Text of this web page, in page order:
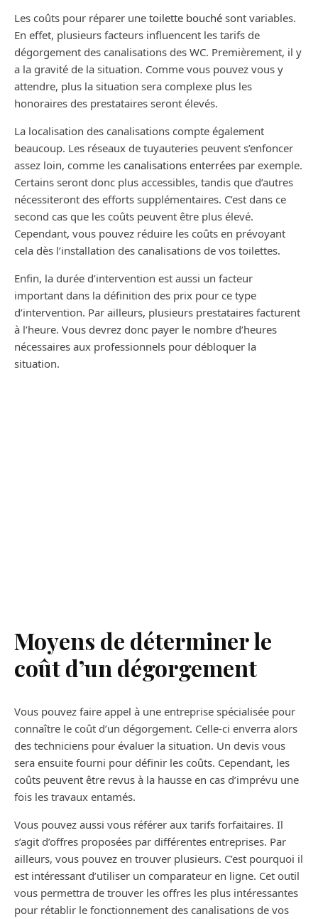
Les coûts pour réparer une toilette bouché sont variables.
En effet, plusieurs facteurs influencent les tarifs de
dégorgement des canalisations des WC. Premièrement, il y
a la gravité de la situation. Comme vous pouvez vous y
attendre, plus la situation sera complexe plus les
honoraires des prestataires seront élevés.
La localisation des canalisations compte également
beaucoup. Les réseaux de tuyauteries peuvent s’enfoncer
assez loin, comme les canalisations enterrées par exemple.
Certains seront donc plus accessibles, tandis que d’autres
nécessiteront des efforts supplémentaires. C’est dans ce
second cas que les coûts peuvent être plus élevé.
Cependant, vous pouvez réduire les coûts en prévoyant
cela dès l’installation des canalisations de vos toilettes.
Enfin, la durée d’intervention est aussi un facteur
important dans la définition des prix pour ce type
d’intervention. Par ailleurs, plusieurs prestataires facturent
à l’heure. Vous devrez donc payer le nombre d’heures
nécessaires aux professionnels pour débloquer la
situation.
Moyens de déterminer le
coût d’un dégorgement
Vous pouvez faire appel à une entreprise spécialisée pour
connaître le coût d’un dégorgement. Celle-ci enverra alors
des techniciens pour évaluer la situation. Un devis vous
sera ensuite fourni pour définir les coûts. Cependant, les
coûts peuvent être revus à la hausse en cas d’imprévu une
fois les travaux entamés.
Vous pouvez aussi vous référer aux tarifs forfaitaires. Il
s’agit d’offres proposées par différentes entreprises. Par
ailleurs, vous pouvez en trouver plusieurs. C’est pourquoi il
est intéressant d’utiliser un comparateur en ligne. Cet outil
vous permettra de trouver les offres les plus intéressantes
pour rétablir le fonctionnement des canalisations de vos